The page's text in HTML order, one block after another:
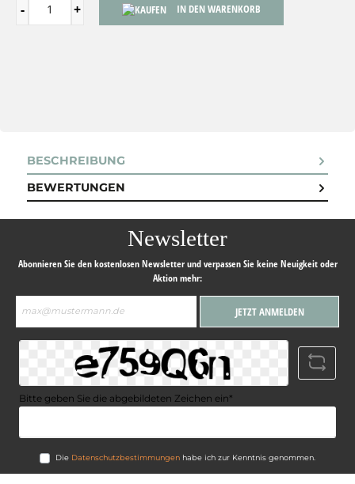
IN DEN WARENKORB
BESCHREIBUNG
BEWERTUNGEN
Newsletter
Abonnieren Sie den kostenlosen Newsletter und verpassen Sie keine Neuigkeit oder
Aktion mehr:
Mail-
Adresse*
JETZT ANMELDEN
Bitte geben Sie die abgebildeten Zeichen ein*
Die Datenschutzbestimmungenhabe ich zur Kenntnis genommen.